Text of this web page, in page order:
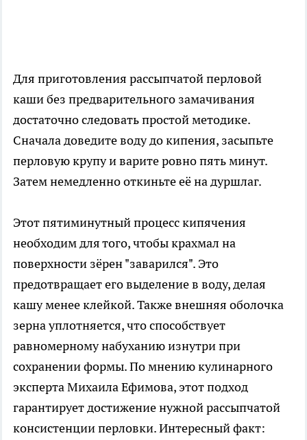
Для приготовления рассыпчатой перловой
каши без предварительного замачивания
достаточно следовать простой методике.
Сначала доведите воду до кипения, засыпьте
перловую крупу и варите ровно пять минут.
Затем немедленно откиньте её на дуршлаг.
Этот пятиминутный процесс кипячения
необходим для того, чтобы крахмал на
поверхности зёрен "заварился". Это
предотвращает его выделение в воду, делая
кашу менее клейкой. Также внешняя оболочка
зерна уплотняется, что способствует
равномерному набуханию изнутри при
сохранении формы. По мнению кулинарного
эксперта Михаила Ефимова, этот подход
гарантирует достижение нужной рассыпчатой
консистенции перловки. Интересный факт: